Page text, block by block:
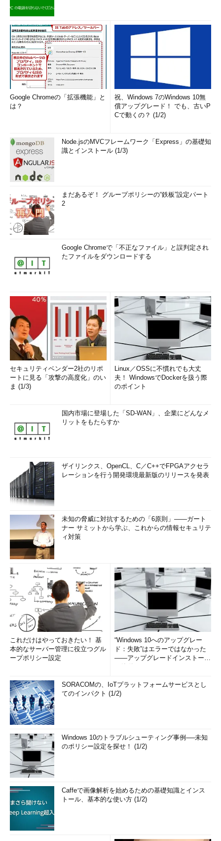
Google Chromeの「拡張機能」と
は？
祝、Windows 7のWindows 10無
償アップグレード！ でも、古いP
Cで動くの？ (1/2)
Node.jsのMVCフレームワーク「Express」の基礎知
識とインストール (1/3)
まだあるぞ！ グループポリシーの“鉄板”設定パート
2
Google Chromeで「不正なファイル」と誤判定され
たファイルをダウンロードする
セキュリティベンダー2社のリポ
ートに見る「攻撃の高度化」のい
ま (1/3)
Linux／OSSに不慣れでも大丈
夫！ WindowsでDockerを扱う際
のポイント
国内市場に登場した「SD-WAN」、企業にどんなメ
リットをもたらすか
ザイリンクス、OpenCL、C／C++でFPGAアクセラ
レーションを行う開発環境最新版のリリースを発表
未知の脅威に対抗するための「6原則」――ガート
ナー サミットから学ぶ、これからの情報セキュリテ
ィ対策
これだけはやっておきたい！ 基
本的なサーバー管理に役立つグル
ープポリシー設定
“Windows 10へのアップグレー
ド：失敗”はエラーではなかった
――アップグレードインストール
SORACOMの、IoTプラットフォームサービスとし
てのインパクト (1/2)
Windows 10のトラブルシューティング事例──未知
のポリシー設定を探せ！ (1/2)
Caffeで画像解析を始めるための基礎知識とインス
トール、基本的な使い方 (1/2)